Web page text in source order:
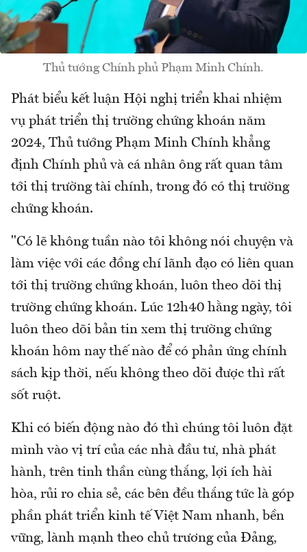
Thủ tướng Chính phủ Phạm Minh Chính.
Phát biểu kết luận Hội nghị triển khai nhiệm
vụ phát triển thị trường chứng khoán năm
2024, Thủ tướng Phạm Minh Chính khẳng
định Chính phủ và cá nhân ông rất quan tâm
tới thị trường tài chính, trong đó có thị trường
chứng khoán.
"Có lẽ không tuần nào tôi không nói chuyện và
làm việc với các đồng chí lãnh đạo có liên quan
tới thị trường chứng khoán, luôn theo dõi thị
trường chứng khoán. Lúc 12h40 hằng ngày, tôi
luôn theo dõi bản tin xem thị trường chứng
khoán hôm nay thế nào để có phản ứng chính
sách kịp thời, nếu không theo dõi được thì rất
sốt ruột.
Khi có biến động nào đó thì chúng tôi luôn đặt
mình vào vị trí của các nhà đầu tư, nhà phát
hành, trên tinh thần cùng thắng, lợi ích hài
hòa, rủi ro chia sẻ, các bên đều thắng tức là góp
phần phát triển kinh tế Việt Nam nhanh, bền
vững, lành mạnh theo chủ trương của Đảng,